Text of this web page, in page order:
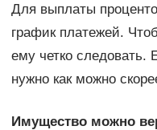
Для выплаты
график платежей.
ему четко следовать.
нужно как можно
Имущество можно